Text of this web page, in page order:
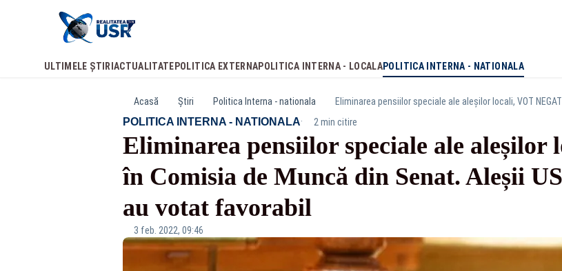
ULTIMELE ȘTIRI ACTUALITATE POLITICA EXTERNAPOLITICA INTERNA - LOCALAPOLITICA INTERNA - NATIONALA
Acasă Știri Politica Interna - nationala
POLITICA INTERNA - NATIONALA· 2 min citire
Eliminarea pensiilor speciale ale
în Comisia de Muncă din Senat. Aleșii
au votat favorabil
3 feb. 2022, 09:46